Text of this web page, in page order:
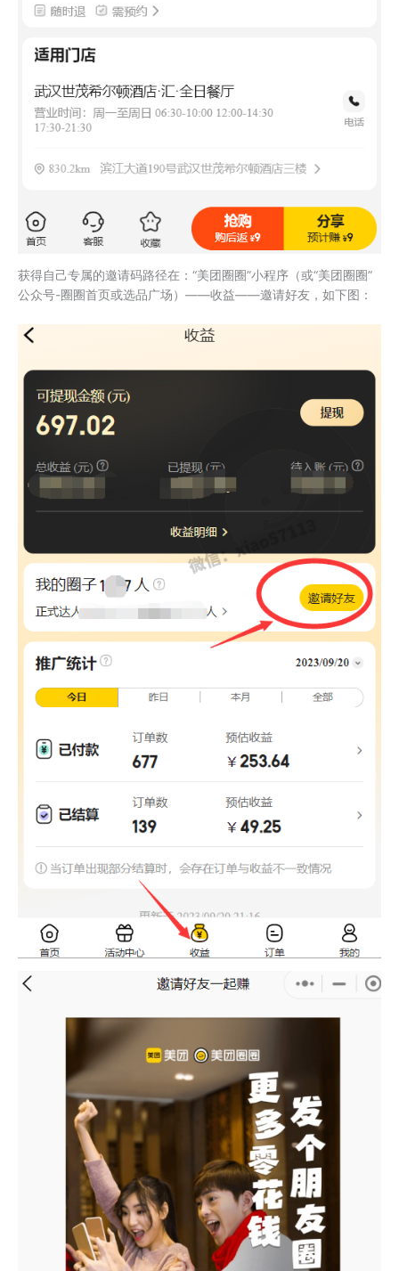
获得自己专属的邀请码路径在：“美团圈圈”小程序（或“美团圈圈”
公众号-圈圈首页或选品广场）——收益——邀请好友，如下图：